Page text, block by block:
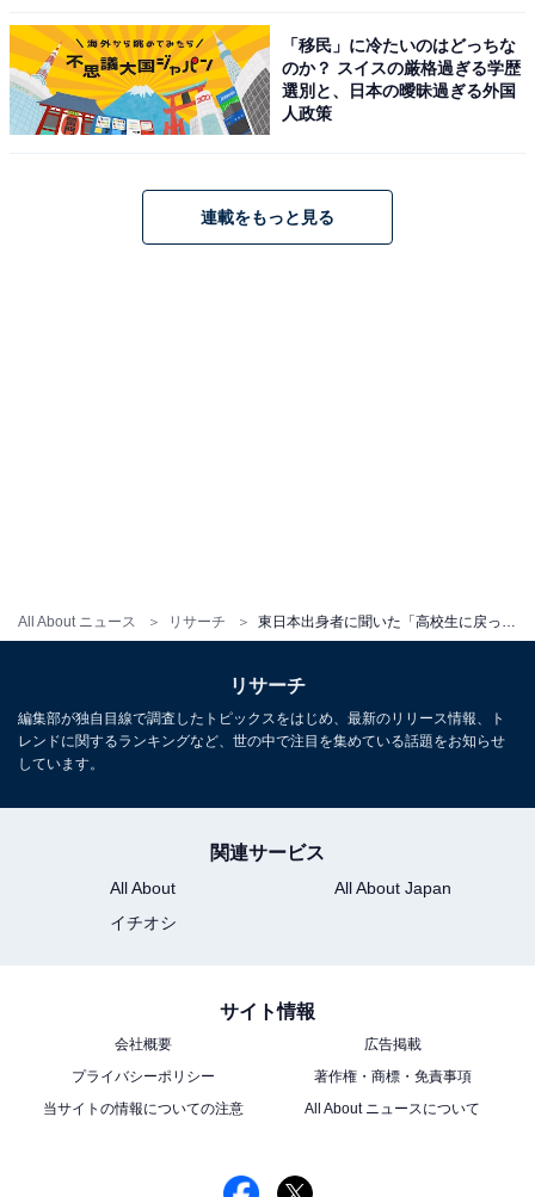
All About ニュース リサーチ
1 2
「移民」に冷たいのはどっちな
のか？ スイスの厳格過ぎる学歴
選別と、日本の曖昧過ぎる外国
人政策
連載をもっと見る
リサーチ
編集部が独自目線で調査したトピックスをはじめ、最新のリリース情報、ト
レンドに関するランキングなど、世の中で注目を集めている話題をお知らせ
しています。
関連サービス
All About
All About Japan
イチオシ
サイト情報
会社概要
広告掲載
プライバシーポリシー
著作権・商標・免責事項
当サイトの情報についての注意
All About ニュースについて